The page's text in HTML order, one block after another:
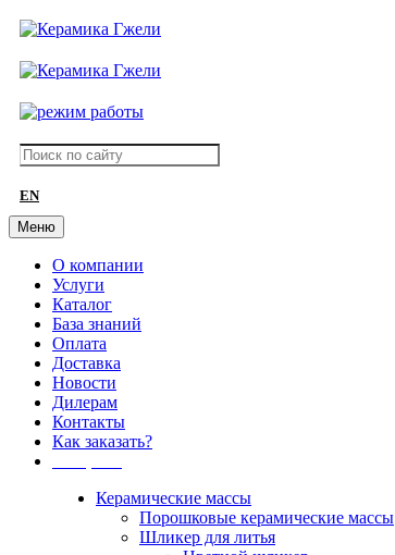
EN
Меню
О компании
Услуги
Каталог
База знаний
Оплата
Доставка
Новости
Дилерам
Контакты
Как заказать?
Керамические массы
Порошковые керамические массы
Шликер для литья